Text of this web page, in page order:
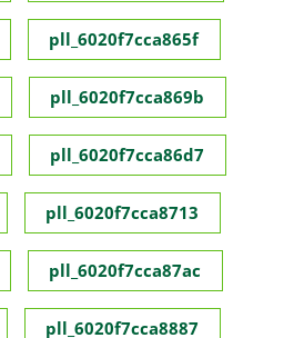
pll_6020f7cca865f
pll_6020f7cca869b
pll_6020f7cca86d7
pll_6020f7cca8713
pll_6020f7cca87ac
pll_6020f7cca8887